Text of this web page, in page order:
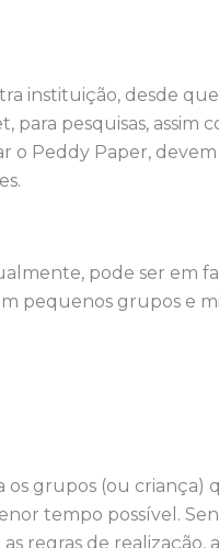
instituição, desde
para pesquisas, assim
o Peddy Paper,
pode ser em
pequenos grupos e
os grupos (ou criança)
tempo possível.
regras de realização,